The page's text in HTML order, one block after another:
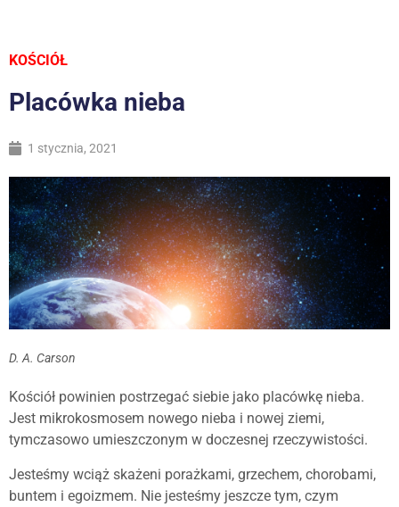
KOŚCIÓŁ
Placówka nieba
1 stycznia, 2021
D. A. Carson
Kościół powinien postrzegać siebie jako placówkę nieba.
Jest mikrokosmosem nowego nieba i nowej ziemi,
tymczasowo umieszczonym w doczesnej rzeczywistości.
Jesteśmy wciąż skażeni porażkami, grzechem, chorobami,
buntem i egoizmem. Nie jesteśmy jeszcze tym, czym